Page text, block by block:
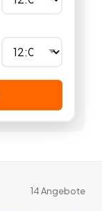
14Angebote